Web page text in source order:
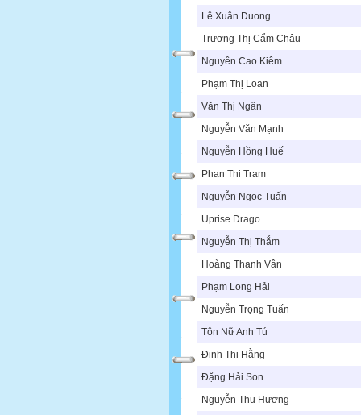
Lê Xuân Duong
Trương Thị Cẩm Châu
Nguyền Cao Kiêm
Phạm Thị Loan
Văn Thị Ngân
Nguyễn Văn Mạnh
Nguyễn Hồng Huế
Phan Thi Tram
Nguyễn Ngọc Tuấn
Uprise Drago
Nguyễn Thị Thắm
Hoàng Thanh Vân
Phạm Long Hải
Nguyễn Trọng Tuấn
Tôn Nữ Anh Tú
Đinh Thị Hằng
Đặng Hải Son
Nguyễn Thu Hương